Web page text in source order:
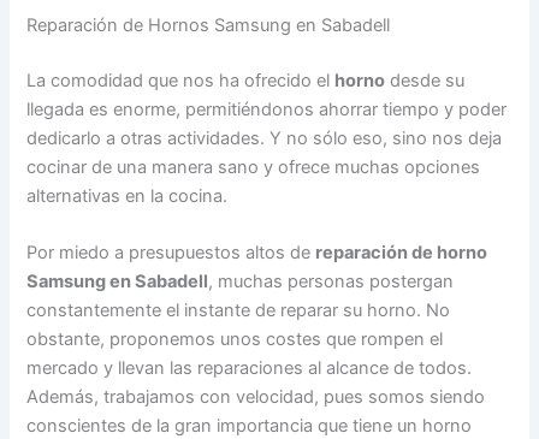
Reparación de Hornos Samsung en Sabadell
La comodidad que nos ha ofrecido el horno desde su
llegada es enorme, permitiéndonos ahorrar tiempo y poder
dedicarlo a otras actividades. Y no sólo eso, sino nos deja
cocinar de una manera sano y ofrece muchas opciones
alternativas en la cocina.
Por miedo a presupuestos altos de reparación de horno
Samsung en Sabadell, muchas personas postergan
constantemente el instante de reparar su horno. No
obstante, proponemos unos costes que rompen el
mercado y llevan las reparaciones al alcance de todos.
Además, trabajamos con velocidad, pues somos siendo
conscientes de la gran importancia que tiene un horno